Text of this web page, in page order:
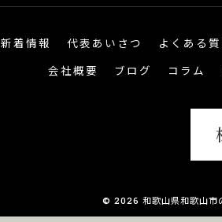
新着情報 代表あいさつ よくある質
会社概要
ブログ コラム
© 2026 和歌山県和歌山市